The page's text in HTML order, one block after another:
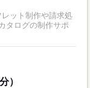
ット制作や請求処
タログの制作サポ
）